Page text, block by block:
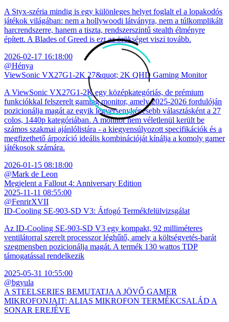
A Styx-széria mindig is egy különleges helyet foglalt el a lopakodós
játékok világában: nem a hollywoodi látványra, nem a túlkomplikált
harcrendszerre, hanem a tiszta, rendszerszintű stealth élményre
épített. A Blades of Greed is ezt az örökséget viszi tovább.
2026-02-17 16:18:00
@Hénya
ViewSonic VX27G1-2K 27&quot; 2K QHD Gaming Monitor
A ViewSonic VX27G1-2K egy középkategóriás, de prémium
funkciókkal felszerelt gaming monitor, amely 2025-2026 fordulóján
pozicionálja magát az egyik legversenyképesebb választásként a 27
colos, 1440p kategóriában. A monitor nem véletlenül került be
számos szakmai ajánlólistára - a kiegyensúlyozott specifikációk és a
megfizethető árpozíció ideális kombinációját kínálja a komoly gamer
játékosok számára.
2026-01-15 08:18:00
@Mark de Leon
Megjelent a Fallout 4: Anniversary Edition
2025-11-11 08:55:00
@FenrirXVII
ID-Cooling SE-903-SD V3: Átfogó Termékfelülvizsgálat
Az ID-Cooling SE-903-SD V3 egy kompakt, 92 milliméteres
ventilátorral szerelt processzor léghűtő, amely a költségvetés-barát
szegmensben pozicionálja magát. A termék 130 wattos TDP
támogatással rendelkezik
2025-05-31 10:55:00
@bgyula
A STEELSERIES BEMUTATJA A JÖVŐ GAMER
MIKROFONJAIT: ALIAS MIKROFON TERMÉKCSALÁD A
SONAR EREJÉVE